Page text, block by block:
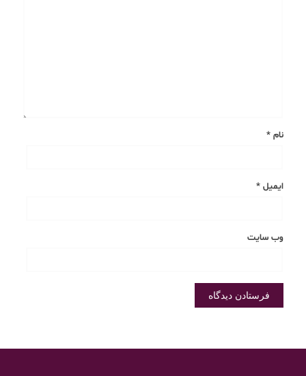
نام *
ایمیل *
وب‌ سایت